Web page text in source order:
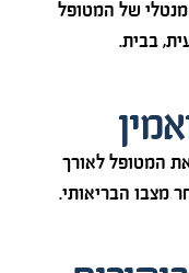
של המטופל
בבית.
המטופל לאורך
מצבו הבריאותי.